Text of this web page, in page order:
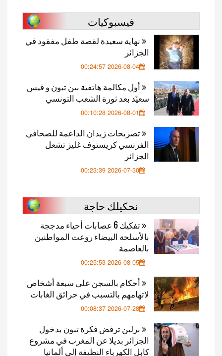
فيسبوكيات
نهاية سعيدة لقصة طفل مفقود في
الجزائر
2026-08-04 00:24:57
أول مكالمة هاتفية بين تبون و قيس
سعيّد بعد ثورة الشعب التونسي
2026-08-01 00:10:28
تصريحات زيدان الداعمة للصحافي
الفرنسي كريستوف غليز تشعل
الجزائر
2026-07-30 00:23:39
نحكيلك حاجة
تفكيك 6 عصابات أحياء مدججة
بالأسلحة البيضاء روعت المواطنين
بالعاصمة
2026-08-05 00:25:53
أحكام بالسجن على سبعة أشخاص
لاتهامهم بالتسبب في حرائق الغابات
2026-07-28 00:08:37
برلين ترفض فكرة تبون بدخول
الجزائر بديلا عن المغرب في مشروع
كابل الكهرباء النظيفة إلى ألمانيا